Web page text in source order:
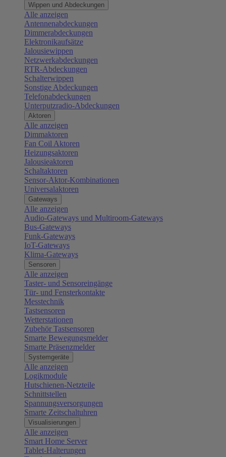
Wippen und Abdeckungen
Alle anzeigen
Antennenabdeckungen
Dimmerabdeckungen
Elektronikaufsätze
Jalousiewippen
Netzwerkabdeckungen
RTR-Abdeckungen
Schalterwippen
Sonstige Abdeckungen
Telefonabdeckungen
Unterputzradio-Abdeckungen
Aktoren
Alle anzeigen
Dimmaktoren
Fan Coil Aktoren
Heizungsaktoren
Jalousieaktoren
Schaltaktoren
Sensor-Aktor-Kombinationen
Universalaktoren
Gateways
Alle anzeigen
Audio-Gateways und Multiroom-Gateways
Bus-Gateways
Funk-Gateways
IoT-Gateways
Klima-Gateways
Sensoren
Alle anzeigen
Taster- und Sensoreingänge
Tür- und Fensterkontakte
Messtechnik
Tastsensoren
Wetterstationen
Zubehör Tastsensoren
Smarte Bewegungsmelder
Smarte Präsenzmelder
Systemgeräte
Alle anzeigen
Logikmodule
Hutschienen-Netzteile
Schnittstellen
Spannungsversorgungen
Smarte Zeitschaltuhren
Visualisierungen
Alle anzeigen
Smart Home Server
Tablet-Halterungen